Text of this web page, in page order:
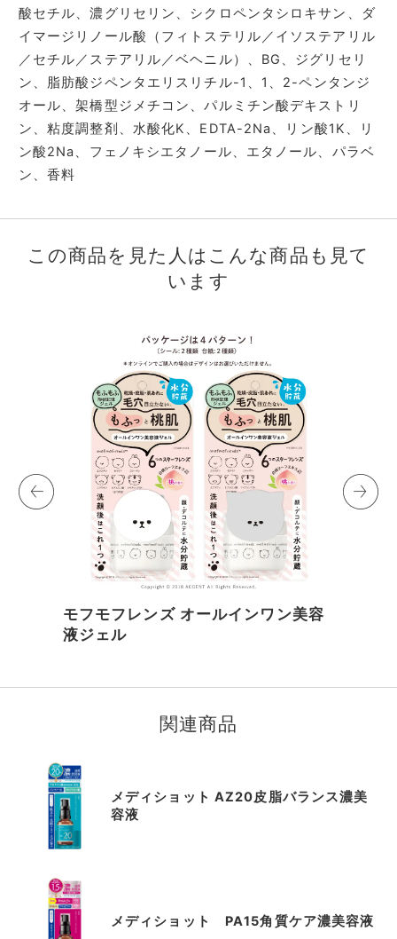
酸セチル、濃グリセリン、シクロペンタシロキサン、ダ
イマージリノール酸（フィトステリル／イソステアリル
／セチル／ステアリル／ベヘニル）、BG、ジグリセリ
ン、脂肪酸ジペンタエリスリチル-1、1、2-ペンタンジ
オール、架橋型ジメチコン、パルミチン酸デキストリ
ン、粘度調整剤、水酸化K、EDTA-2Na、リン酸1K、リ
ン酸2Na、フェノキシエタノール、エタノール、パラベ
ン、香料
この商品を見た人はこんな商品も見て
います
モフモフレンズ オールインワン美容
液ジェル
関連商品
メディショット AZ20皮脂バランス濃美
容液
メディショット PA15角質ケア濃美容液